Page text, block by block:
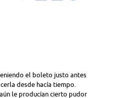
el boleto justo antes
desde hacía tiempo.
le producían cierto pudor